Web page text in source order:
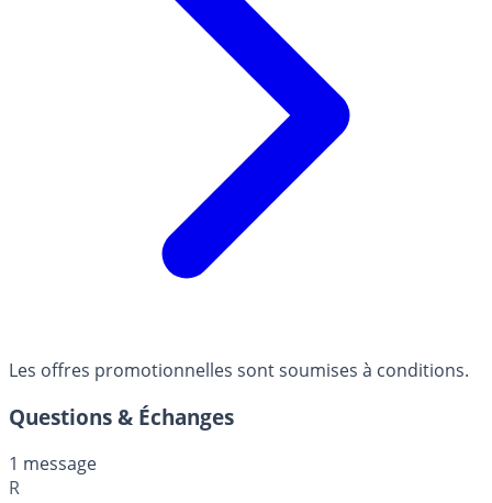
Les offres promotionnelles sont soumises à conditions.
Questions & Échanges
1 message
R